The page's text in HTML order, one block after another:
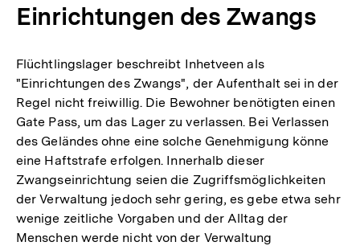
Einrichtungen des Zwangs
Flüchtlingslager beschreibt Inhetveen als
"Einrichtungen des Zwangs", der Aufenthalt sei in der
Regel nicht freiwillig. Die Bewohner benötigten einen
Gate Pass, um das Lager zu verlassen. Bei Verlassen
des Geländes ohne eine solche Genehmigung könne
eine Haftstrafe erfolgen. Innerhalb dieser
Zwangseinrichtung seien die Zugriffsmöglichkeiten
der Verwaltung jedoch sehr gering, es gebe etwa sehr
wenige zeitliche Vorgaben und der Alltag der
Menschen werde nicht von der Verwaltung